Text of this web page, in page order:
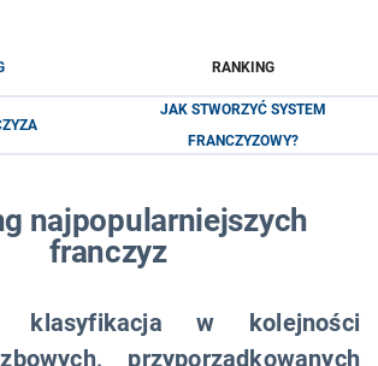
RANKING
JAK STWORZYĆ SYSTEM
FRANCZYZOWY?
najpopularniejszych
franczyz
klasyfikacja w kolejności
przyporządkowanych